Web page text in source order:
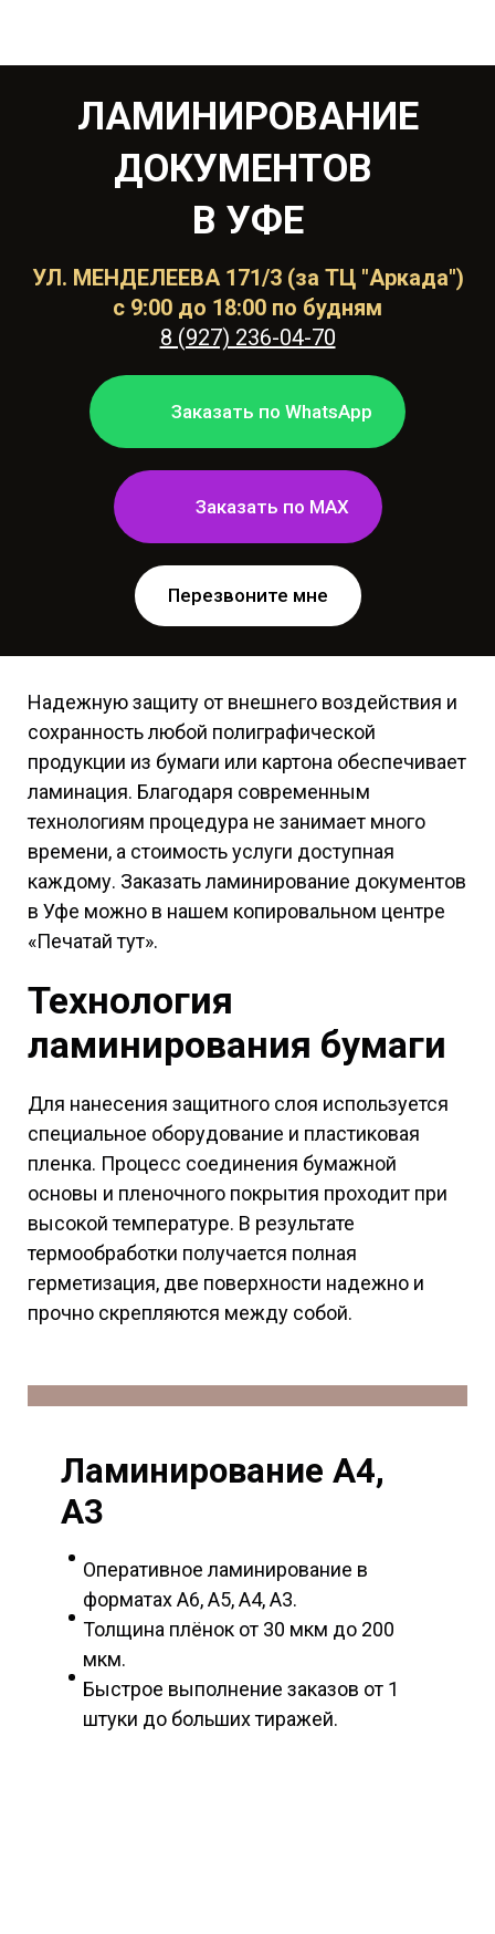
ЛАМИНИРОВАНИЕ
ДОКУМЕНТОВ
В УФЕ
УЛ. МЕНДЕЛЕЕВА 171/3 (за ТЦ "Аркада")
с 9:00 до 18:00 по будням
8 (927) 236-04-70
Заказать по WhatsApp
Заказать по MAX
Перезвоните мне
Надежную защиту от внешнего воздействия и
сохранность любой полиграфической
продукции из бумаги или картона обеспечивает
ламинация. Благодаря современным
технологиям процедура не занимает много
времени, а стоимость услуги доступная
каждому. Заказать ламинирование документов
в Уфе можно в нашем копировальном центре
«Печатай тут».
Технология
ламинирования бумаги
Для нанесения защитного слоя используется
специальное оборудование и пластиковая
пленка. Процесс соединения бумажной
основы и пленочного покрытия проходит при
высокой температуре. В результате
термообработки получается полная
герметизация, две поверхности надежно и
прочно скрепляются между собой.
Ламинирование А4,
А3
Оперативное ламинирование в
форматах А6, А5, А4, А3.
Толщина плёнок от 30 мкм до 200
мкм.
Быстрое выполнение заказов от 1
штуки до больших тиражей.